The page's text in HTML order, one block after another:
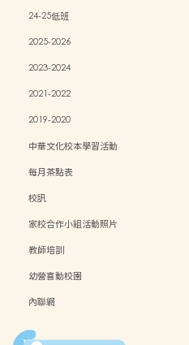
24-25低班
2025-2026
2023-2024
2021-2022
2019-2020
中華文化校本學習活動
每月茶點表
校訊
家校合作小組活動照片
教師培訓
幼營喜動校園
內聯網